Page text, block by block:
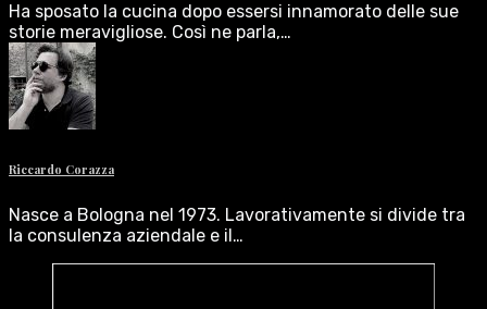
Ha sposato la cucina dopo essersi innamorato delle sue
storie meravigliose. Così ne parla,…
Riccardo Corazza
Nasce a Bologna nel 1973. Lavorativamente si divide tra
la consulenza aziendale e il…